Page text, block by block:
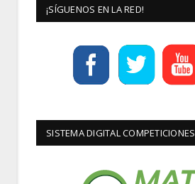
¡SÍGUENOS EN LA RED!
SISTEMA DIGITAL COMPETICIONES